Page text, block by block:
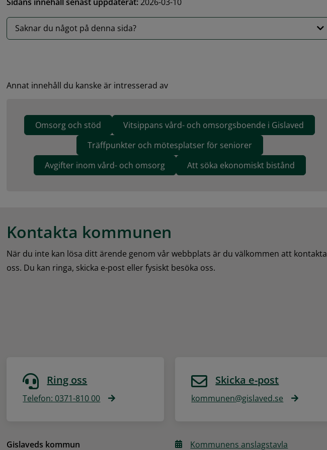
Saknar du något på denna sida?
Annat innehåll du kanske är intresserad av
Omsorg och stöd
Vitsippans vård- och omsorgsboende i Gislaved
Träffpunkter och mötesplatser för seniorer
Avgifter inom vård- och omsorg
Att söka ekonomiskt bistånd
Kontakta kommunen
När du inte kan lösa ditt ärende genom vår webbplats är du välkommen att kontakta
oss. Du kan ringa, skicka e-post eller fysiskt besöka oss.
Ring oss
Telefon: 0371-810 00
Skicka e-post
kommunen@gislaved.se
Gislaveds kommun Kommunens anslagstavla